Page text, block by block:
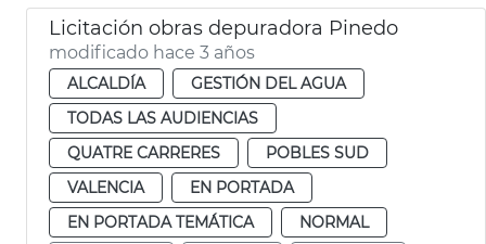
Licitación obras depuradora Pinedo
modificado hace 3 años
ALCALDÍA
GESTIÓN DEL AGUA
TODAS LAS AUDIENCIAS
QUATRE CARRERES
POBLES SUD
VALENCIA
EN PORTADA
EN PORTADA TEMÁTICA
NORMAL